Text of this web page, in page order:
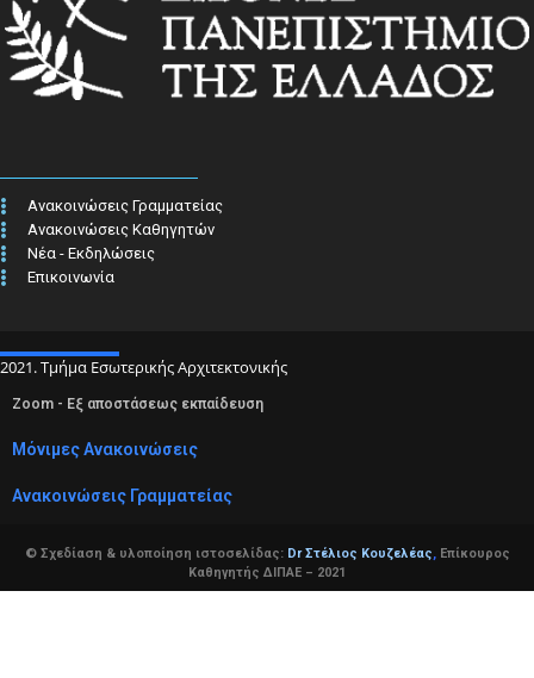
Ανακοινώσεις Γραμματείας
Ανακοινώσεις Καθηγητών
Νέα - Εκδηλώσεις
Επικοινωνία
2021. Τμήμα Εσωτερικής Αρχιτεκτονικής
Zoom - Εξ αποστάσεως εκπαίδευση
Μόνιμες Ανακοινώσεις
Ανακοινώσεις Γραμματείας
© Σχεδίαση & υλοποίηση ιστοσελίδας: Dr Στέλιος Κουζελέας,Επίκουρος
Καθηγητής ΔΙΠΑΕ – 2021